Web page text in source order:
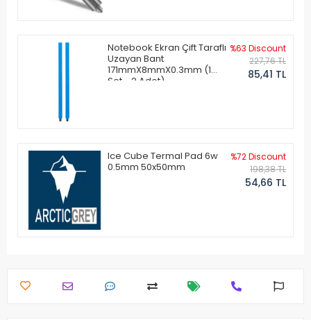
Notebook Ekran Çift Taraflı
Uzayan Bant
171mmX8mmX0.3mm (1
Set - 2 Adet)
%63 Discount
227,76 TL
85,41 TL
Ice Cube Termal Pad 6w
0.5mm 50x50mm
%72 Discount
198,38 TL
54,66 TL